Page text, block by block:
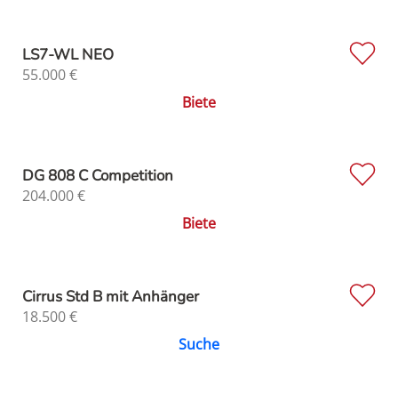
LS7-WL NEO
55.000€
Biete
DG 808 C Competition
204.000€
Biete
Cirrus Std B mit Anhänger
18.500€
Suche